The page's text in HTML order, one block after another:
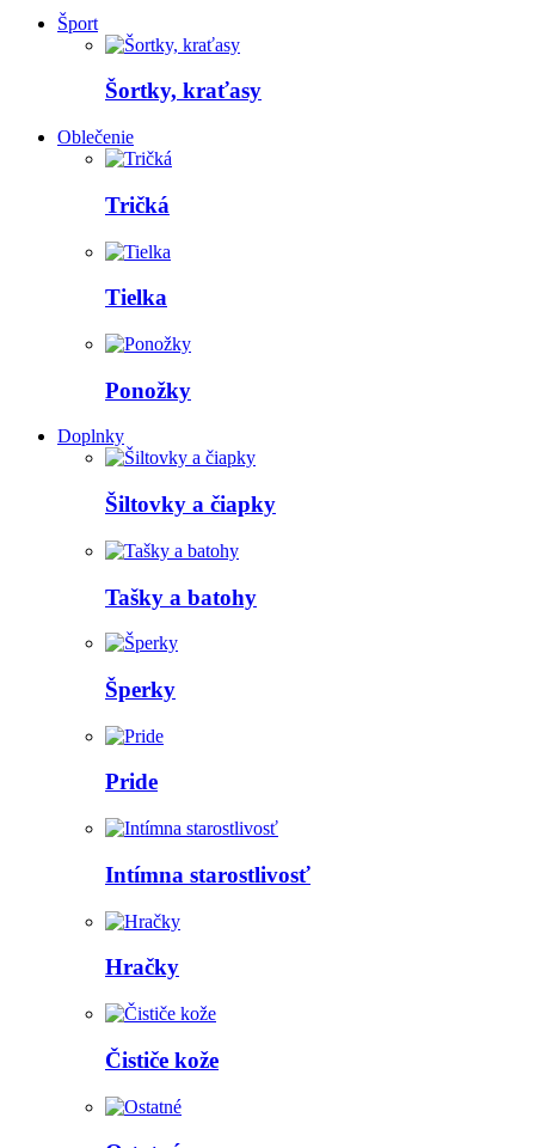
Šport
Šortky, kraťasy
Oblečenie
Tričká
Tielka
Ponožky
Doplnky
Šiltovky a čiapky
Tašky a batohy
Šperky
Pride
Intímna starostlivosť
Hračky
Čističe kože